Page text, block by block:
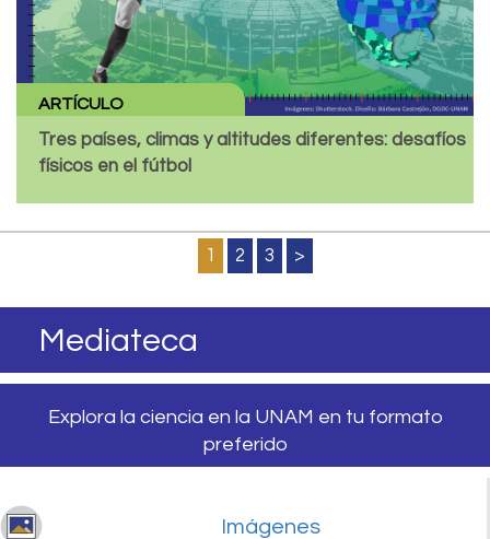
ARTÍCULO
Tres países, climas y altitudes diferentes: desafíos
físicos en el fútbol
1 2 3 >
Mediateca
Explora la ciencia en la UNAM en tu formato
preferido
Imágenes